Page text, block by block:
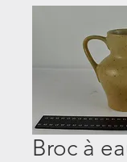
Broc à